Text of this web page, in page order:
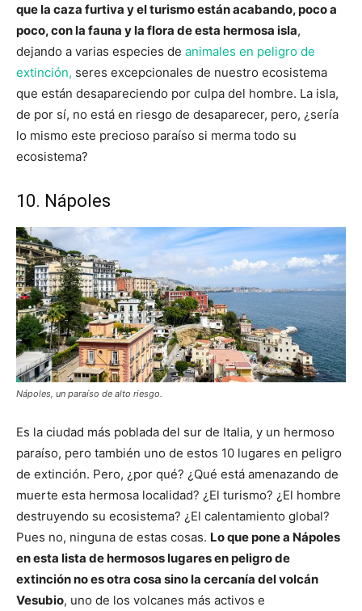
que la caza furtiva y el turismo están acabando, poco a
poco, con la fauna y la flora de esta hermosa isla,
dejando a varias especies de animales en peligro de
extinción, seres excepcionales de nuestro ecosistema
que están desapareciendo por culpa del hombre. La isla,
de por sí, no está en riesgo de desaparecer, pero, ¿sería
lo mismo este precioso paraíso si merma todo su
ecosistema?
10. Nápoles
Nápoles, un paraíso de alto riesgo.
Es la ciudad más poblada del sur de Italia, y un hermoso
paraíso, pero también uno de estos 10 lugares en peligro
de extinción. Pero, ¿por qué? ¿Qué está amenazando de
muerte esta hermosa localidad? ¿El turismo? ¿El hombre
destruyendo su ecosistema? ¿El calentamiento global?
Pues no, ninguna de estas cosas. Lo que pone a Nápoles
en esta lista de hermosos lugares en peligro de
extinción no es otra cosa sino la cercanía del volcán
Vesubio, uno de los volcanes más activos e